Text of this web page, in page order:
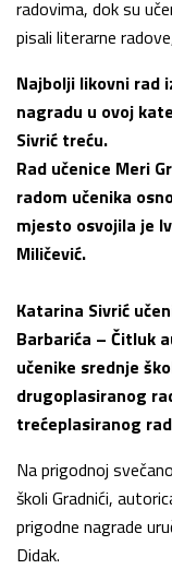
radovima, dok su
pisali literarne
Najbolji likovni rad
nagradu u ovoj
Sivrić treću.
Rad učenice Meri
radom učenika
mjesto osvojila je
Miličević.
Katarina Sivrić
Barbarića – Čitluk
učenike srednje
drugoplasiranog
trećeplasiranog
Na prigodnoj
školi Gradnići,
prigodne nagrade
Didak.